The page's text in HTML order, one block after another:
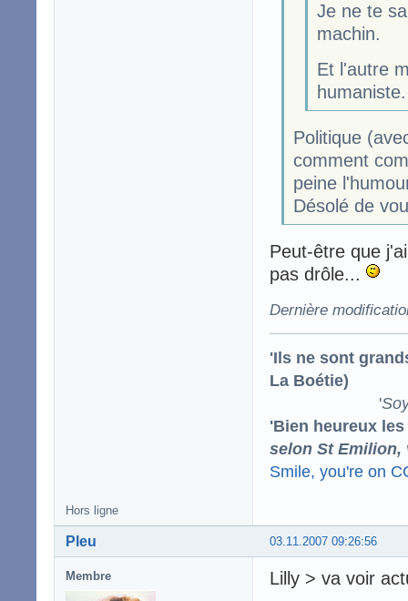
Je ne te
machin.
Et l'autre
humaniste.
Politique
comment
peine
Désolé de
Peut-être que
pas drôle...
Dernière
'Ils ne sont
La Boétie)
'
'Bien heureux
selon St Emilion,
Smile, you're on
Hors ligne
03.11.2007 09:26:56
Pleu
Membre Lilly > va voir